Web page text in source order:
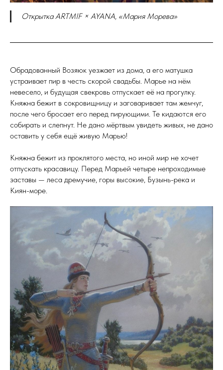
Открытка ARTMIF × AYANA, «Мария Морева»
Обрадованный Возяюк уезжает из дома, а его матушка
устраивает пир в честь скорой свадьбы. Марье на нём
невесело, и будущая свекровь отпускает её на прогулку.
Княжна бежит в сокровищницу и заговаривает там жемчуг,
после чего бросает его перед пирующими. Те кидаются его
собирать и слепнут. Не дано мёртвым увидеть живых, не дано
оставить у себя ещё живую Марью!
Княжна бежит из проклятого места, но иной мир не хочет
отпускать красавицу. Перед Марьей четыре непроходимые
заставы — леса дремучие, горы высокие, Бузынь-река и
Киян-море.